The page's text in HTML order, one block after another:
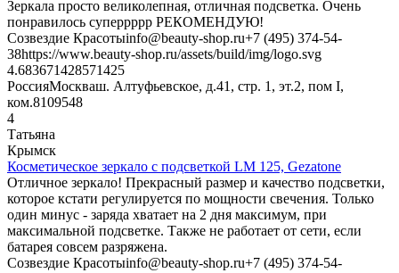
Зеркала просто великолепная, отличная подсветка. Очень
понравилось суперрррр РЕКОМЕНДУЮ!
Созвездие Красотыinfo@beauty-shop.ru+7 (495) 374-54-
38https://www.beauty-shop.ru/assets/build/img/logo.svg
4.683671428571425
РоссияМоскваш. Алтуфьевское, д.41, стр. 1, эт.2, пом I,
ком.8109548
4
Татьяна
Крымск
Косметическое зеркало с подсветкой LM 125, Gezatone
Отличное зеркало! Прекрасный размер и качество подсветки,
которое кстати регулируется по мощности свечения. Только
один минус - заряда хватает на 2 дня максимум, при
максимальной подсветке. Также не работает от сети, если
батарея совсем разряжена.
Созвездие Красотыinfo@beauty-shop.ru+7 (495) 374-54-